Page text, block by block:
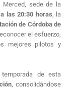
Merced, sede de la
las 20:30 horas, la
de Córdoba de
el esfuerzo,
mejores pilotos y
de esta
, consolidándose